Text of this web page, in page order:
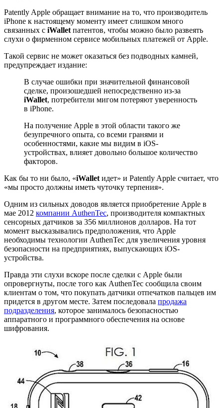
Patently Apple обращает внимание на то, что производитель
iPhone к настоящему моменту имеет слишком много
связанных с iWallet патентов, чтобы можно было развеять
слухи о фирменном сервисе мобильных платежей от Apple.
Такой сервис не может оказаться без подводных камней,
предупреждает издание:
В случае ошибки при значительной финансовой
сделке, произошедшей непосредственно из-за
iWallet, потребители мигом потеряют уверенность
в iPhone.
На получение Apple в этой области такого же
безупречного опыта, со всеми гранями и
особенностями, какие мы видим в iOS-
устройствах, влияет довольно большое количество
факторов.
Как бы то ни было, «iWallet идет» и Patently Apple считает, что
«мы просто должны иметь чуточку терпения».
Одним из сильных доводов является приобретение Apple в
мае 2012 компании AuthenTec, производителя компактных
сенсорных датчиков за 356 миллионов долларов. На тот
момент высказывались предположения, что Apple
необходимы технологии AuthenTec для увеличения уровня
безопасности на предприятиях, выпускающих iOS-
устройства.
Правда эти слухи вскоре после сделки с Apple были
опровергнуты, после того как AuthenTec сообщила своим
клиентам о том, что покупать датчики отпечатков пальцев им
придется в другом месте. Затем последовала продажа
подразделения, которое занималось безопасностью
аппаратного и программного обеспечения на основе
шифрования.